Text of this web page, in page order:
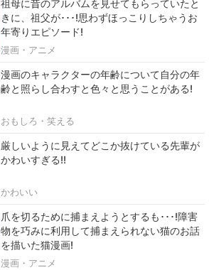
祖母に昔のアルバムを見せてもらっていたと
きに、祖父が･･･!思わずほっこりしちゃうお
年寄りエピソード!
漫画・アニメ
漫画のキャラクターの年齢について自分の年
齢と照らし合わすと色々と思うことがある!
おもしろ・笑える
厳しいように見えてどこか抜けている先輩が
かわいすぎる!!
かわいい
爪を切るために捕まえようとするも･･･!障害
物を巧みに利用して捕まえられない猫のお話
を描いた猫漫画!
漫画・アニメ